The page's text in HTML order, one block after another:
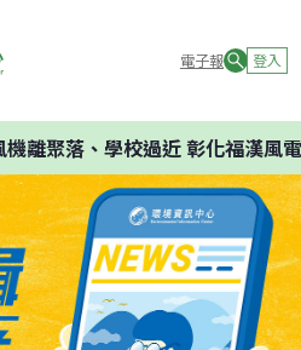
電子報 登入
離聚落、學校過近 彰化福漢風電